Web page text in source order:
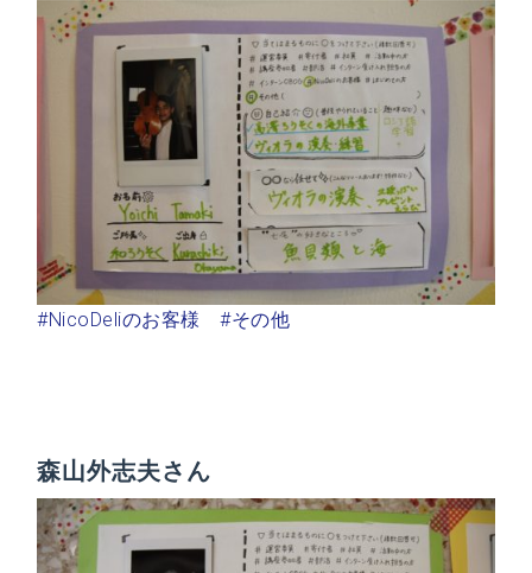
#NicoDeliのお客様 #その他
森山外志夫さん